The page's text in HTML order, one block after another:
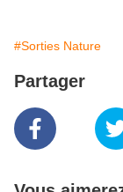
#Sorties Nature
Partager